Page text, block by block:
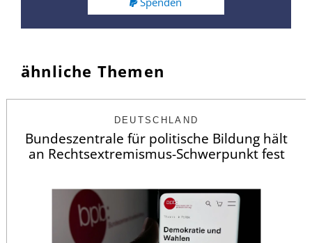
ähnliche Themen
DEUTSCHLAND
Bundeszentrale für politische Bildung hält
an Rechtsextremismus-Schwerpunkt fest